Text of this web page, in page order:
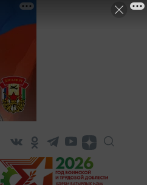
ТЕЛЕВИДЕНИЕ